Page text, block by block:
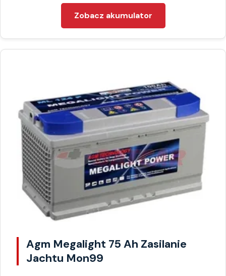
Zobacz akumulator
Agm Megalight 75 Ah Zasilanie
Jachtu Mon99